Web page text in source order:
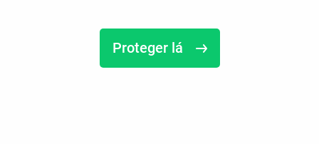
Proteger lá